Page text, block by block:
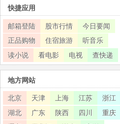
快捷应用
邮箱登陆 股市行情
今日要闻
正品购物
住宿旅游
听音乐
读小说
看电影 电视 查快递
地方网站
北京 天津 上海 江苏
浙江
湖北
广东 陕西 四川
重庆